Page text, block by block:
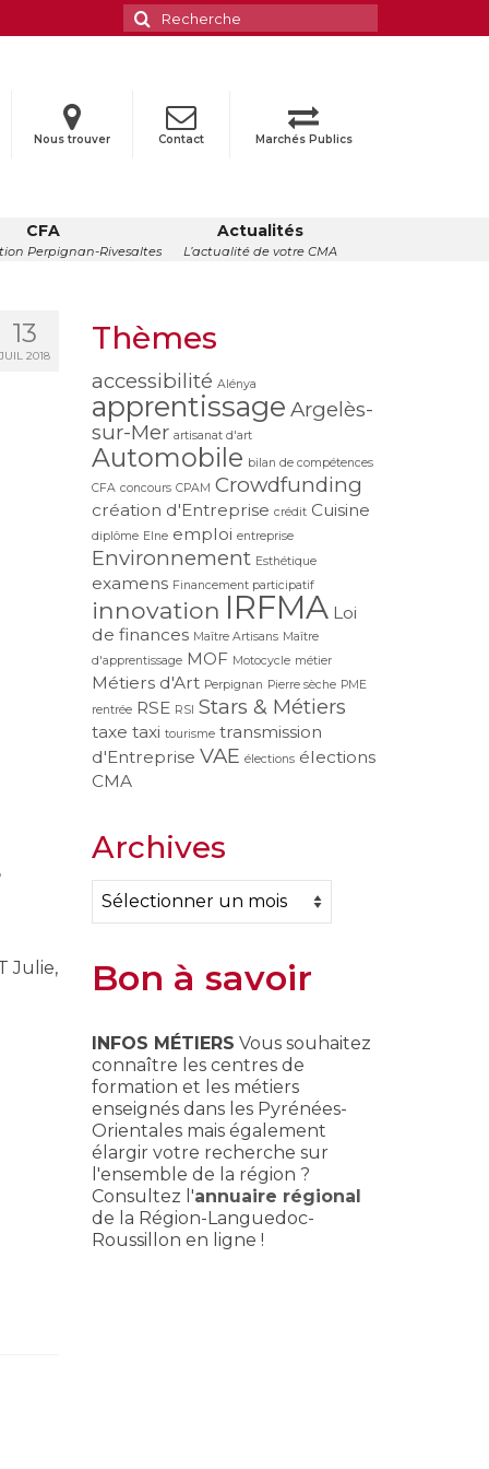
Rechercher
:
Nous trouver Contact Marchés Publics
CFA
Perpignan-Rivesaltes
Actualités
L’actualité de votre CMA
13
JUIL 2018
Julie,
Thèmes
accessibilité Alénya
apprentissage Argelès-
sur-Mer artisanat d'art
Automobile bilan de compétences
CFA concours CPAM Crowdfunding
création d'Entreprise crédit Cuisine
diplôme Elne emploi entreprise
Environnement Esthétique
examens Financement participatif
innovation IRFMA Loi
de finances Maître Artisans Maître
d'apprentissage MOF Motocycle métier
Métiers d'Art Perpignan Pierre sèche PME
rentrée RSE RSI Stars & Métiers
taxe taxi tourisme transmission
d'Entreprise VAE élections élections
CMA
Archives
Archives
Bon à savoir
INFOS MÉTIERS Vous souhaitez
connaître les centres de
formation et les métiers
enseignés dans les Pyrénées-
Orientales mais également
élargir votre recherche sur
l'ensemble de la région ?
Consultez l'annuaire régional
de la Région-Languedoc-
Roussillon en ligne !